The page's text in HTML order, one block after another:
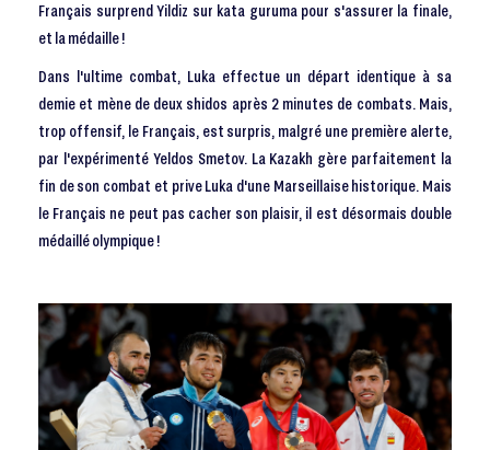
Français surprend Yildiz sur kata guruma pour s'assurer la finale,
et la médaille !
Dans l'ultime combat, Luka effectue un départ identique à sa
demie et mène de deux shidos après 2 minutes de combats. Mais,
trop offensif, le Français, est surpris, malgré une première alerte,
par l'expérimenté Yeldos Smetov. La Kazakh gère parfaitement la
fin de son combat et prive Luka d'une Marseillaise historique. Mais
le Français ne peut pas cacher son plaisir, il est désormais double
médaillé olympique !